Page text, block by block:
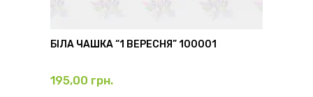
БІЛА ЧАШКА “1 ВЕРЕСНЯ” 100001
195,00 грн.